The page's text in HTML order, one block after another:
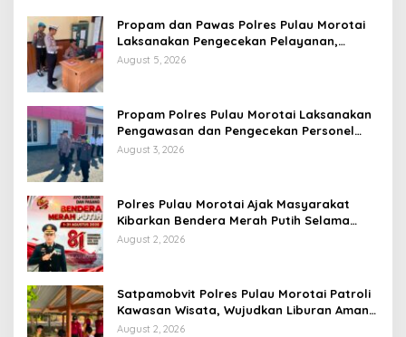
Propam dan Pawas Polres Pulau Morotai
Laksanakan Pengecekan Pelayanan,
Pastikan Masyarakat Mendapat
August 5, 2026
Propam Polres Pulau Morotai Laksanakan
Pengawasan dan Pengecekan Personel
Saat Apel Serah Terima Piket Fungsi
August 3, 2026
Polres Pulau Morotai Ajak Masyarakat
Kibarkan Bendera Merah Putih Selama
Bulan Kemerdekaan
August 2, 2026
Satpamobvit Polres Pulau Morotai Patroli
Kawasan Wisata, Wujudkan Liburan Aman
dan Kondusif
August 2, 2026